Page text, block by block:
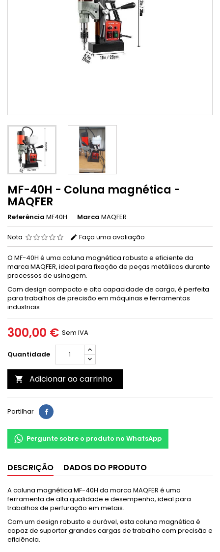
MF-40H - Coluna magnética -
MAQFER
Referência MF40H Marca MAQFER
Nota Faça uma avaliação
O MF-40H é uma coluna magnética robusta e eficiente da
marca MAQFER, ideal para fixação de peças metálicas durante
processos de usinagem.
Com design compacto e alta capacidade de carga, é perfeita
para trabalhos de precisão em máquinas e ferramentas
industriais.
300,00 € Sem IVA
Quantidade
 Adicionar ao carrinho
Partilhar
Pergunte sobre o produto no WhatsApp
DESCRIÇÃO DADOS DO PRODUTO
A coluna magnética MF-40H da marca MAQFER é uma
ferramenta de alta qualidade e desempenho, ideal para
trabalhos de perfuração em metais.
Com um design robusto e durável, esta coluna magnética é
capaz de suportar grandes cargas de trabalho com precisão e
eficiência.